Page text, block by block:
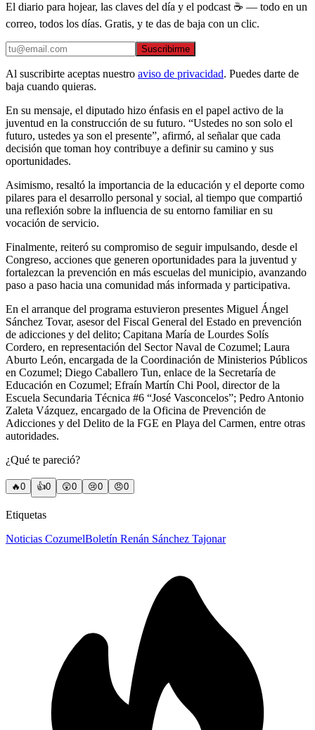
El diario para hojear, las claves del día y el podcast ☕ — todo en un
correo, todos los días. Gratis, y te das de baja con un clic.
Suscribirme
Al suscribirte aceptas nuestro aviso de privacidad. Puedes darte de
baja cuando quieras.
En su mensaje, el diputado hizo énfasis en el papel activo de la
juventud en la construcción de su futuro. “Ustedes no son solo el
futuro, ustedes ya son el presente”, afirmó, al señalar que cada
decisión que toman hoy contribuye a definir su camino y sus
oportunidades.
Asimismo, resaltó la importancia de la educación y el deporte como
pilares para el desarrollo personal y social, al tiempo que compartió
una reflexión sobre la influencia de su entorno familiar en su
vocación de servicio.
Finalmente, reiteró su compromiso de seguir impulsando, desde el
Congreso, acciones que generen oportunidades para la juventud y
fortalezcan la prevención en más escuelas del municipio, avanzando
paso a paso hacia una comunidad más informada y participativa.
En el arranque del programa estuvieron presentes Miguel Ángel
Sánchez Tovar, asesor del Fiscal General del Estado en prevención
de adicciones y del delito; Capitana María de Lourdes Solís
Cordero, en representación del Sector Naval de Cozumel; Laura
Aburto León, encargada de la Coordinación de Ministerios Públicos
en Cozumel; Diego Caballero Tun, enlace de la Secretaría de
Educación en Cozumel; Efraín Martín Chi Pool, director de la
Escuela Secundaria Técnica #6 “José Vasconcelos”; Pedro Antonio
Zaleta Vázquez, encargado de la Oficina de Prevención de
Adicciones y del Delito de la FGE en Playa del Carmen, entre otras
autoridades.
¿Qué te pareció?
🔥0 👍0 😲0 😢0 😠0
Etiquetas
Noticias CozumelBoletín Renán Sánchez Tajonar